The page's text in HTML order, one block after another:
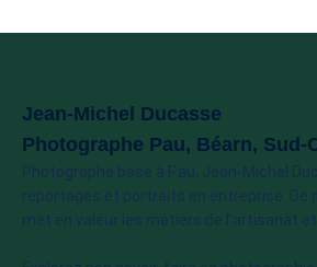
Jean-Michel Ducasse
Photographe Pau, Béarn, Sud-